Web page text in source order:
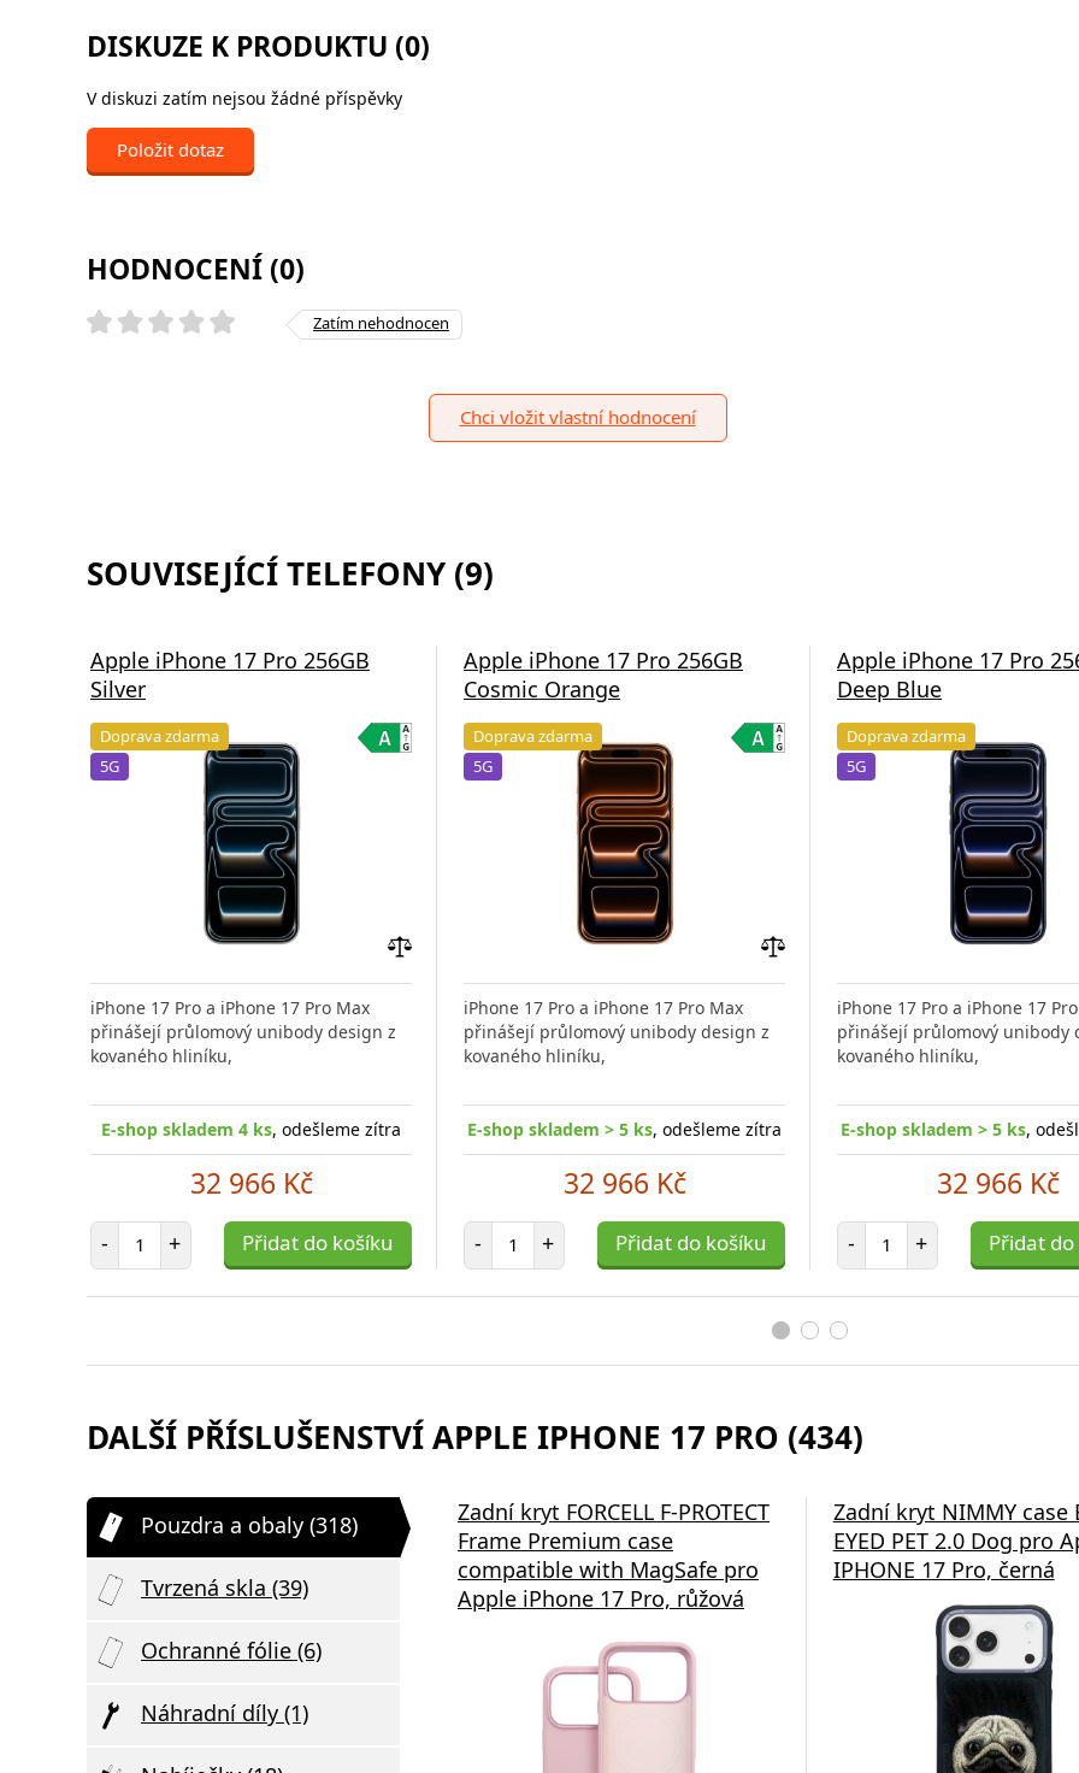
DISKUZE K PRODUKTU (0)
V diskuzi zatím nejsou žádné příspěvky
Položit dotaz
HODNOCENÍ (0)
Zatím nehodnocen
Chci vložit vlastní hodnocení
SOUVISEJÍCÍ TELEFONY (9)
Apple iPhone 17 Pro 256GB
Silver
Doprava zdarma
5G
porovnání
iPhone 17 Pro a iPhone 17 Pro Max
přinášejí průlomový unibody design z
kovaného hliníku,
E-shop skladem 4 ks, odešleme zítra
32 966 Kč
- Počet položek
+ Přidat do košíku
Apple iPhone 17 Pro 256GB
Cosmic Orange
Doprava zdarma
5G
porovnání
iPhone 17 Pro a iPhone 17 Pro Max
přinášejí průlomový unibody design z
kovaného hliníku,
E-shop skladem > 5 ks, odešleme zítra
32 966 Kč
- Počet položek
+ Přidat do košíku
Apple iPhone 17 Pro
Deep Blue
Doprava zdarma
5G
iPhone 17 Pro a iPhone 17
přinášejí průlomový unibody
kovaného hliníku,
E-shop skladem > 5 ks,
32 966 Kč
- Počet položek
+ Přidat
DALŠÍ PŘÍSLUŠENSTVÍ APPLE IPHONE 17 PRO (434)
Pouzdra a obaly (318)
Tvrzená skla (39)
Ochranné fólie (6)
Náhradní díly (1)
Zadní kryt FORCELL F-PROTECT
Frame Premium case
compatible with MagSafe pro
Apple iPhone 17 Pro, růžová
Zadní kryt NIMMY case
EYED PET 2.0 Dog pro
IPHONE 17 Pro, černá
Aligator Mini chytrá síťová
nabíječka Power Delivery 20W,
USB-C/USB-C kabel, bílá
Samsung EP-P2400BBE 15W
Podložka pro Bezdrátové
Nabíjení Black
Bezdrátová nabíječka
2v1 černá